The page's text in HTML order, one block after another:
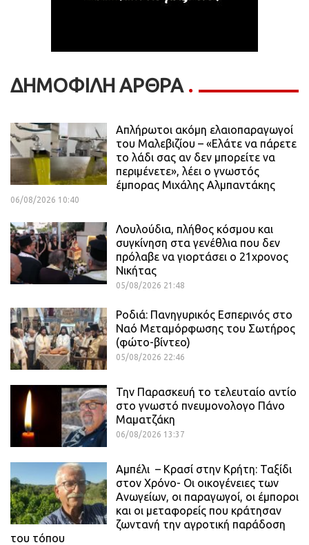
ΔΗΜΟΦΙΛΗ ΑΡΘΡΑ
Απλήρωτοι ακόμη ελαιοπαραγωγοί
του Μαλεβιζίου – «Ελάτε να πάρετε
το λάδι σας αν δεν μπορείτε να
περιμένετε», λέει ο γνωστός
έμπορας Μιχάλης Αλμπαντάκης
06/08/2026 10:40
Λουλούδια, πλήθος κόσμου και
συγκίνηση στα γενέθλια που δεν
πρόλαβε να γιορτάσει ο 21χρονος
Νικήτας
05/08/2026 21:48
Ροδιά: Πανηγυρικός Εσπερινός στο
Ναό Μεταμόρφωσης του Σωτήρος
(φώτο-βίντεο)
05/08/2026 22:46
Την Παρασκευή το τελευταίο αντίο
στο γνωστό πνευμονολογο Πάνο
Μαματζάκη
06/08/2026 13:37
Αμπέλι – Κρασί στην Κρήτη: Ταξίδι
στον Χρόνο- Οι οικογένειες των
Ανωγείων, οι παραγωγοί, οι έμποροι
και οι μεταφορείς που κράτησαν
ζωντανή την αγροτική παράδοση
του τόπου